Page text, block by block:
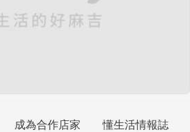
成為合作店家 懂生活情報誌